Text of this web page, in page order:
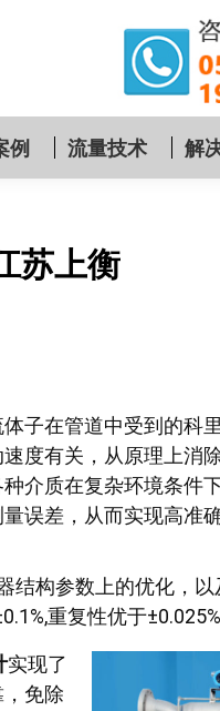
例 流量技术 解
苏上衡
子在管道中受到的科
度有关，从原理上消
介质在复杂环境条件
误差，从而实现高准
构参数上的优化，
重复性优于±0.025%
实现了
免除